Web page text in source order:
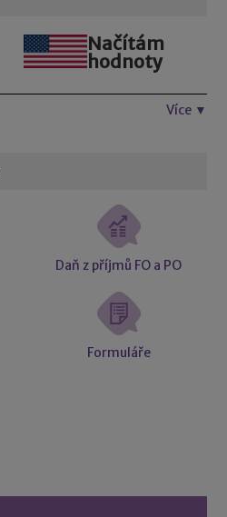
Načítám
hodnoty
Více ▼
Daň z příjmů FO a PO
Formuláře